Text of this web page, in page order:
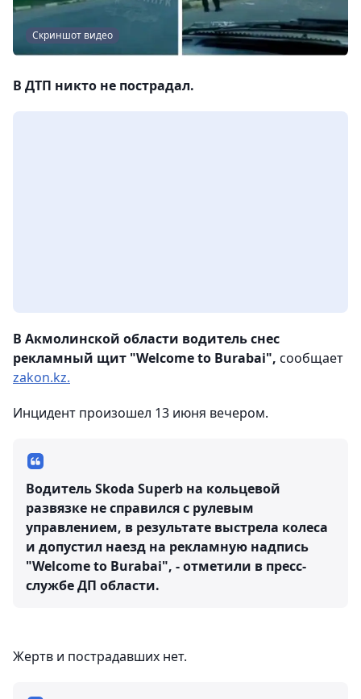
Скриншот видео
В ДТП никто не пострадал.
В Акмолинской области водитель снес
рекламный щит "Welcome to Burabai", сообщает
zakon.kz.
Инцидент произошел 13 июня вечером.
Водитель Skoda Superb на кольцевой
развязке не справился с рулевым
управлением, в результате выстрела колеса
и допустил наезд на рекламную надпись
"Welcome to Burabai", - отметили в пресс-
службе ДП области.
Жертв и пострадавших нет.